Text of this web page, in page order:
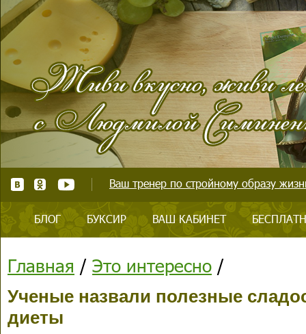
Ваш тренер по стройному образу
БЛОГ БУКСИР ВАШ КАБИНЕТ
Главная / Это интересно /
Ученые назвали полезные
диеты